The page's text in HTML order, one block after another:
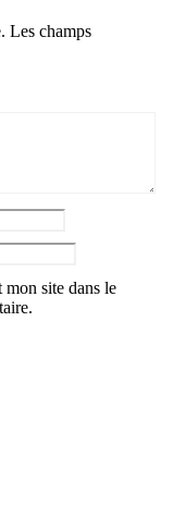
Les champs
site dans le